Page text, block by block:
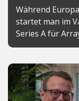
Während
startet man im
Series A für